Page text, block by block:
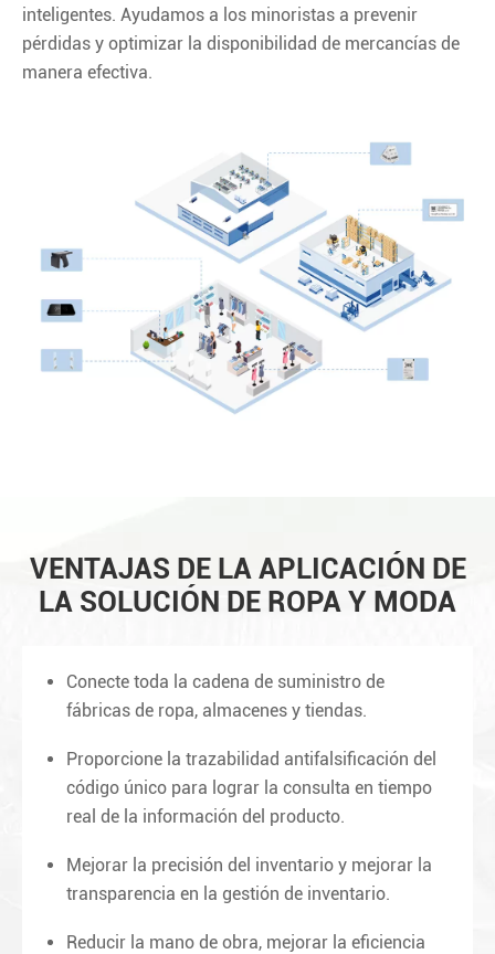
inteligentes. Ayudamos a los minoristas a prevenir
pérdidas y optimizar la disponibilidad de mercancías de
manera efectiva.
VENTAJAS DE LA APLICACIÓN DE
LA SOLUCIÓN DE ROPA Y MODA
Conecte toda la cadena de suministro de
fábricas de ropa, almacenes y tiendas.
Proporcione la trazabilidad antifalsificación del
código único para lograr la consulta en tiempo
real de la información del producto.
Mejorar la precisión del inventario y mejorar la
transparencia en la gestión de inventario.
Reducir la mano de obra, mejorar la eficiencia